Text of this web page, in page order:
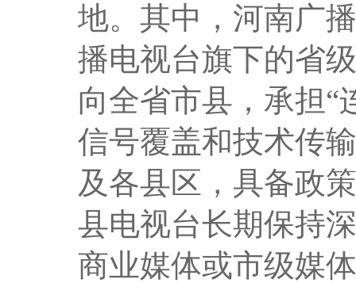
地。其中， 河南广
播电视台旗下的省
向全省市县， 承担“
信号覆盖和技术传
及各县区，具备政
县电视台长期保持
商业媒体或市级媒